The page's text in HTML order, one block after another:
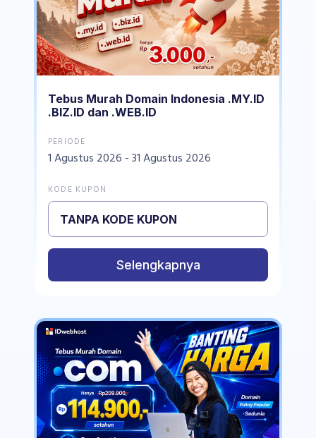
Tebus Murah Domain Indonesia .MY.ID
.BIZ.ID dan .WEB.ID
PERIODE
1 Agustus 2026 - 31 Agustus 2026
KODE KUPON
TANPA KODE KUPON
Selengkapnya